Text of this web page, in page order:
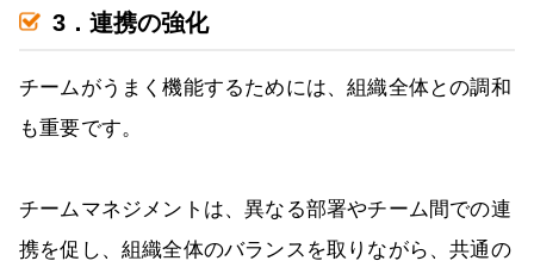
3．連携の強化
チームがうまく機能するためには、組織全体との調和
も重要です。
チームマネジメントは、異なる部署やチーム間での連
携を促し、組織全体のバランスを取りながら、共通の